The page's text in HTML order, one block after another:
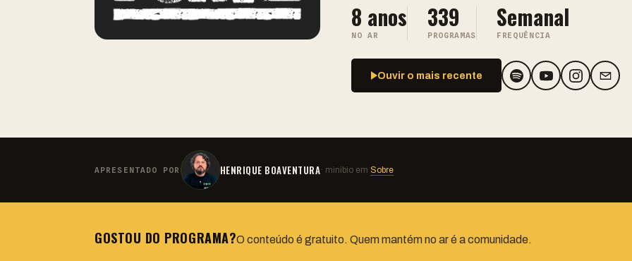
8 anos
NO AR
339
PROGRAMAS
Semanal
FREQUÊNCIA
Ouvir o mais recente
APRESENTADO POR HENRIQUE BOAVENTURA· minibio em Sobre
GOSTOU DO PROGRAMA?O conteúdo é gratuito. Quem mantém no ar é a comunidade.